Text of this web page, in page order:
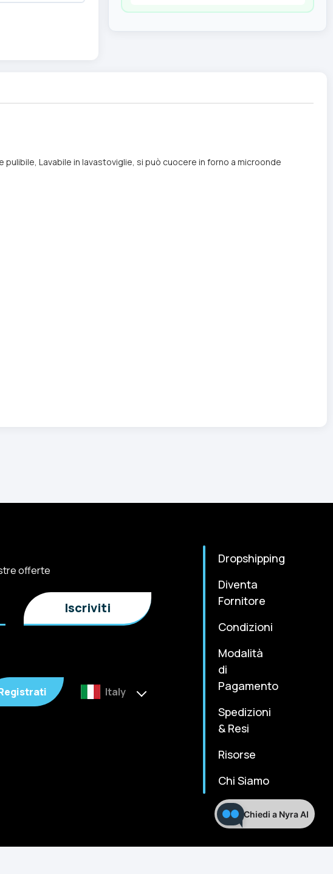
Chiedi a Nyra AI
Lavabile in lavastoviglie, si può cuocere in forno a microonde
offerte
Italy
Dropshipping
Diventa
Fornitore
Condizioni
Modalità
di
Pagamento
Spedizioni
& Resi
Risorse
Chi Siamo